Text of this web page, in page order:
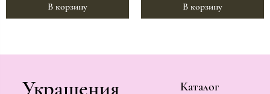
В корзину В корзину
Украшения
Каталог